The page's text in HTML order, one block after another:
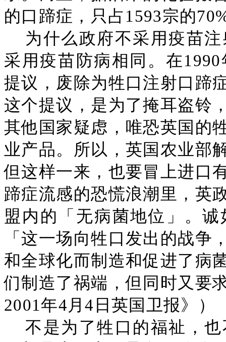
的口蹄症，只占1593宗的
为什么政府不采用疫苗
采用疫苗防病相同。在
提议，废除为牲口注射口蹄
这个提议，是为了掩耳盗铃
其他国家疑虑，唯恐英国的
业产品。所以，英国农业部
但这样一来，也要冒上进口
蹄症流感的恐慌浪潮里，英
盟内的「无病菌地位」。
「这一场向牲口发出的战争
和全球化而制造和促进了病
们制造了祸端，但同时又要
2001年4月4日英国卫报》）
不是为了牲口的福祉，